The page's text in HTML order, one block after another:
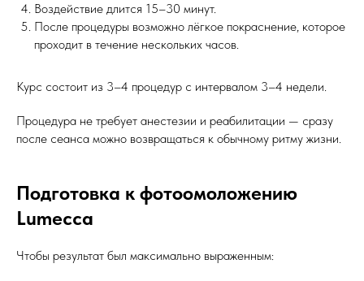
Воздействие длится 15–30 минут.
После процедуры возможно лёгкое покраснение, которое
проходит в течение нескольких часов.
Курс состоит из 3–4 процедур с интервалом 3–4 недели.
Процедура не требует анестезии и реабилитации — сразу
после сеанса можно возвращаться к обычному ритму жизни.
Подготовка к фотоомоложению
Lumecca
Чтобы результат был максимально выраженным: